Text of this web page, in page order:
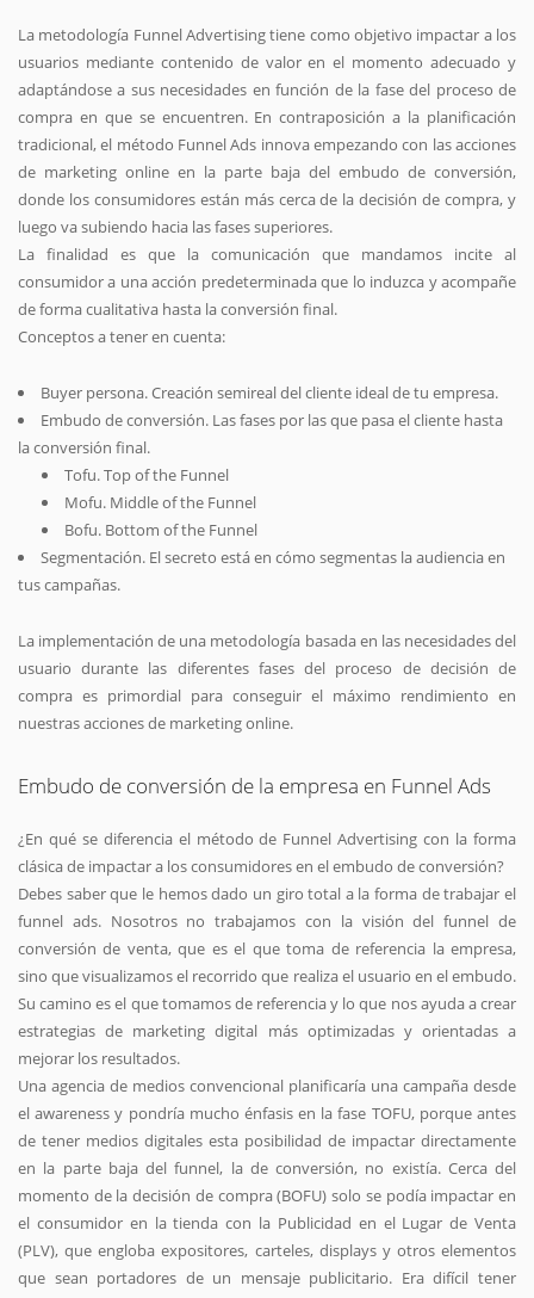
La metodología Funnel Advertising tiene como objetivo impactar a los
usuarios mediante contenido de valor en el momento adecuado y
adaptándose a sus necesidades en función de la fase del proceso de
compra en que se encuentren. En contraposición a la planificación
tradicional, el método Funnel Ads innova empezando con las acciones
de marketing online en la parte baja del embudo de conversión,
donde los consumidores están más cerca de la decisión de compra, y
luego va subiendo hacia las fases superiores.
La finalidad es que la comunicación que mandamos incite al
consumidor a una acción predeterminada que lo induzca y acompañe
de forma cualitativa hasta la conversión final.
Conceptos a tener en cuenta:
Buyer persona. Creación semireal del cliente ideal de tu empresa.
Embudo de conversión. Las fases por las que pasa el cliente hasta
la conversión final.
Tofu. Top of the Funnel
Mofu. Middle of the Funnel
Bofu. Bottom of the Funnel
Segmentación. El secreto está en cómo segmentas la audiencia en
tus campañas.
La implementación de una metodología basada en las necesidades del
usuario durante las diferentes fases del proceso de decisión de
compra es primordial para conseguir el máximo rendimiento en
nuestras acciones de marketing online.
Embudo de conversión de la empresa en Funnel Ads
¿En qué se diferencia el método de Funnel Advertising con la forma
clásica de impactar a los consumidores en el embudo de conversión?
Debes saber que le hemos dado un giro total a la forma de trabajar el
funnel ads. Nosotros no trabajamos con la visión del funnel de
conversión de venta, que es el que toma de referencia la empresa,
sino que visualizamos el recorrido que realiza el usuario en el embudo.
Su camino es el que tomamos de referencia y lo que nos ayuda a crear
estrategias de marketing digital más optimizadas y orientadas a
mejorar los resultados.
Una agencia de medios convencional planificaría una campaña desde
el awareness y pondría mucho énfasis en la fase TOFU, porque antes
de tener medios digitales esta posibilidad de impactar directamente
en la parte baja del funnel, la de conversión, no existía. Cerca del
momento de la decisión de compra (BOFU) solo se podía impactar en
el consumidor en la tienda con la Publicidad en el Lugar de Venta
(PLV), que engloba expositores, carteles, displays y otros elementos
que sean portadores de un mensaje publicitario. Era difícil tener